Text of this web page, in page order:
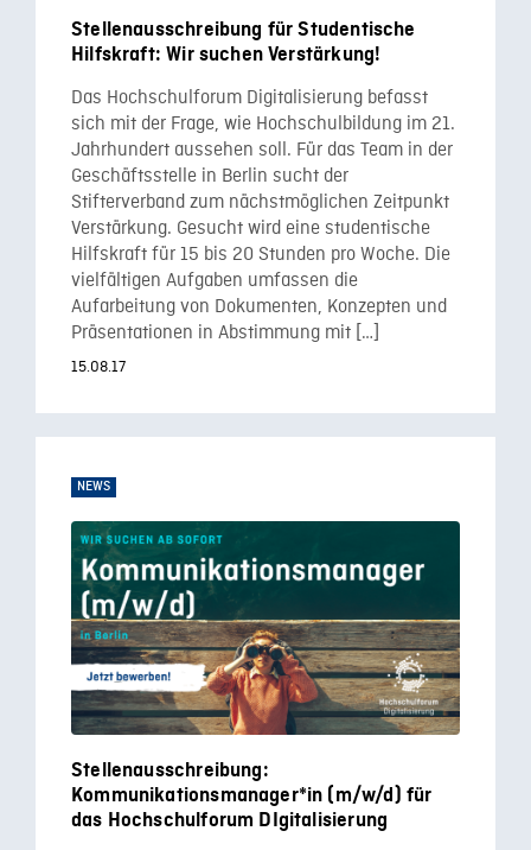
Stellenausschreibung für Studentische
Hilfskraft: Wir suchen Verstärkung!
Das Hochschulforum Digitalisierung befasst
sich mit der Frage, wie Hochschulbildung im 21.
Jahrhundert aussehen soll. Für das Team in der
Geschäftsstelle in Berlin sucht der
Stifterverband zum nächstmöglichen Zeitpunkt
Verstärkung. Gesucht wird eine studentische
Hilfskraft für 15 bis 20 Stunden pro Woche. Die
vielfältigen Aufgaben umfassen die
Aufarbeitung von Dokumenten, Konzepten und
Präsentationen in Abstimmung mit […]
15.08.17
NEWS
Stellenausschreibung:
Kommunikationsmanager*in (m/w/d) für
das Hochschulforum DIgitalisierung